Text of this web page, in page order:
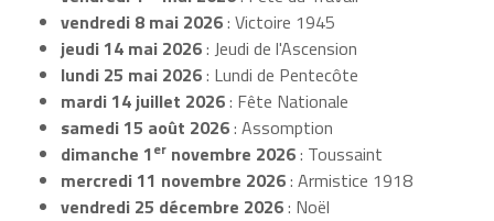
vendredi 8 mai 2026: Victoire 1945
jeudi 14 mai 2026: Jeudi de l'Ascension
lundi 25 mai 2026: Lundi de Pentecôte
mardi 14 juillet 2026: Fête Nationale
samedi 15 août 2026: Assomption
dimanche 1er novembre 2026: Toussaint
mercredi 11 novembre 2026: Armistice 1918
vendredi 25 décembre 2026: Noël